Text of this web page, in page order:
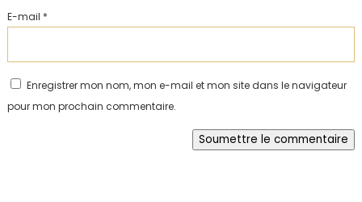
E-mail *
Enregistrer mon nom, mon e-mail et mon site dans le navigateur
pour mon prochain commentaire.
Soumettre le commentaire